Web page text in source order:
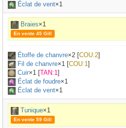
Éclat de vent×1
Braies×1
En vente 45 Gill
Étoffe de chanvre×2 [COU:2]
Fil de chanvre×1 [COU:1]
Cuir×1 [TAN:1]
Éclat de foudre×1
Éclat de vent×1
Tunique×1
En vente 59 Gill